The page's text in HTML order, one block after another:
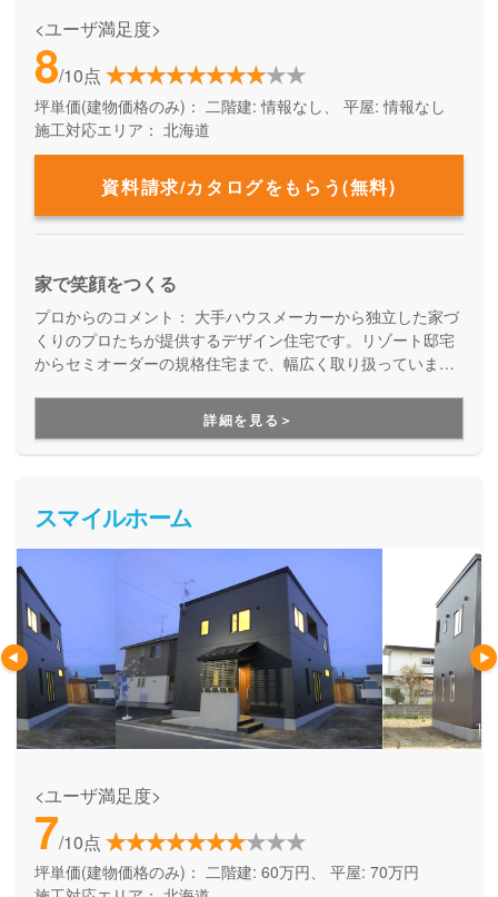
<ユーザ満足度>
8/10点
坪単価(建物価格のみ)： 二階建: 情報なし、 平屋: 情報なし
施工対応エリア： 北海道
資料請求/カタログをもらう(無料)
家で笑顔をつくる
プロからのコメント： 大手ハウスメーカーから独立した家づ
くりのプロたちが提供するデザイン住宅です。リゾート邸宅
からセミオーダーの規格住宅まで、幅広く取り扱っていま
暮らせる性能は諦めたくない方にお勧めしています。無理の
ない支払い金額で、一目置かれるようなお家づくりができる
ことが魅力です。
詳細を見る＞
スマイルホーム
<ユーザ満足度>
7/10点
坪単価(建物価格のみ)： 二階建: 60万円、 平屋: 70万円